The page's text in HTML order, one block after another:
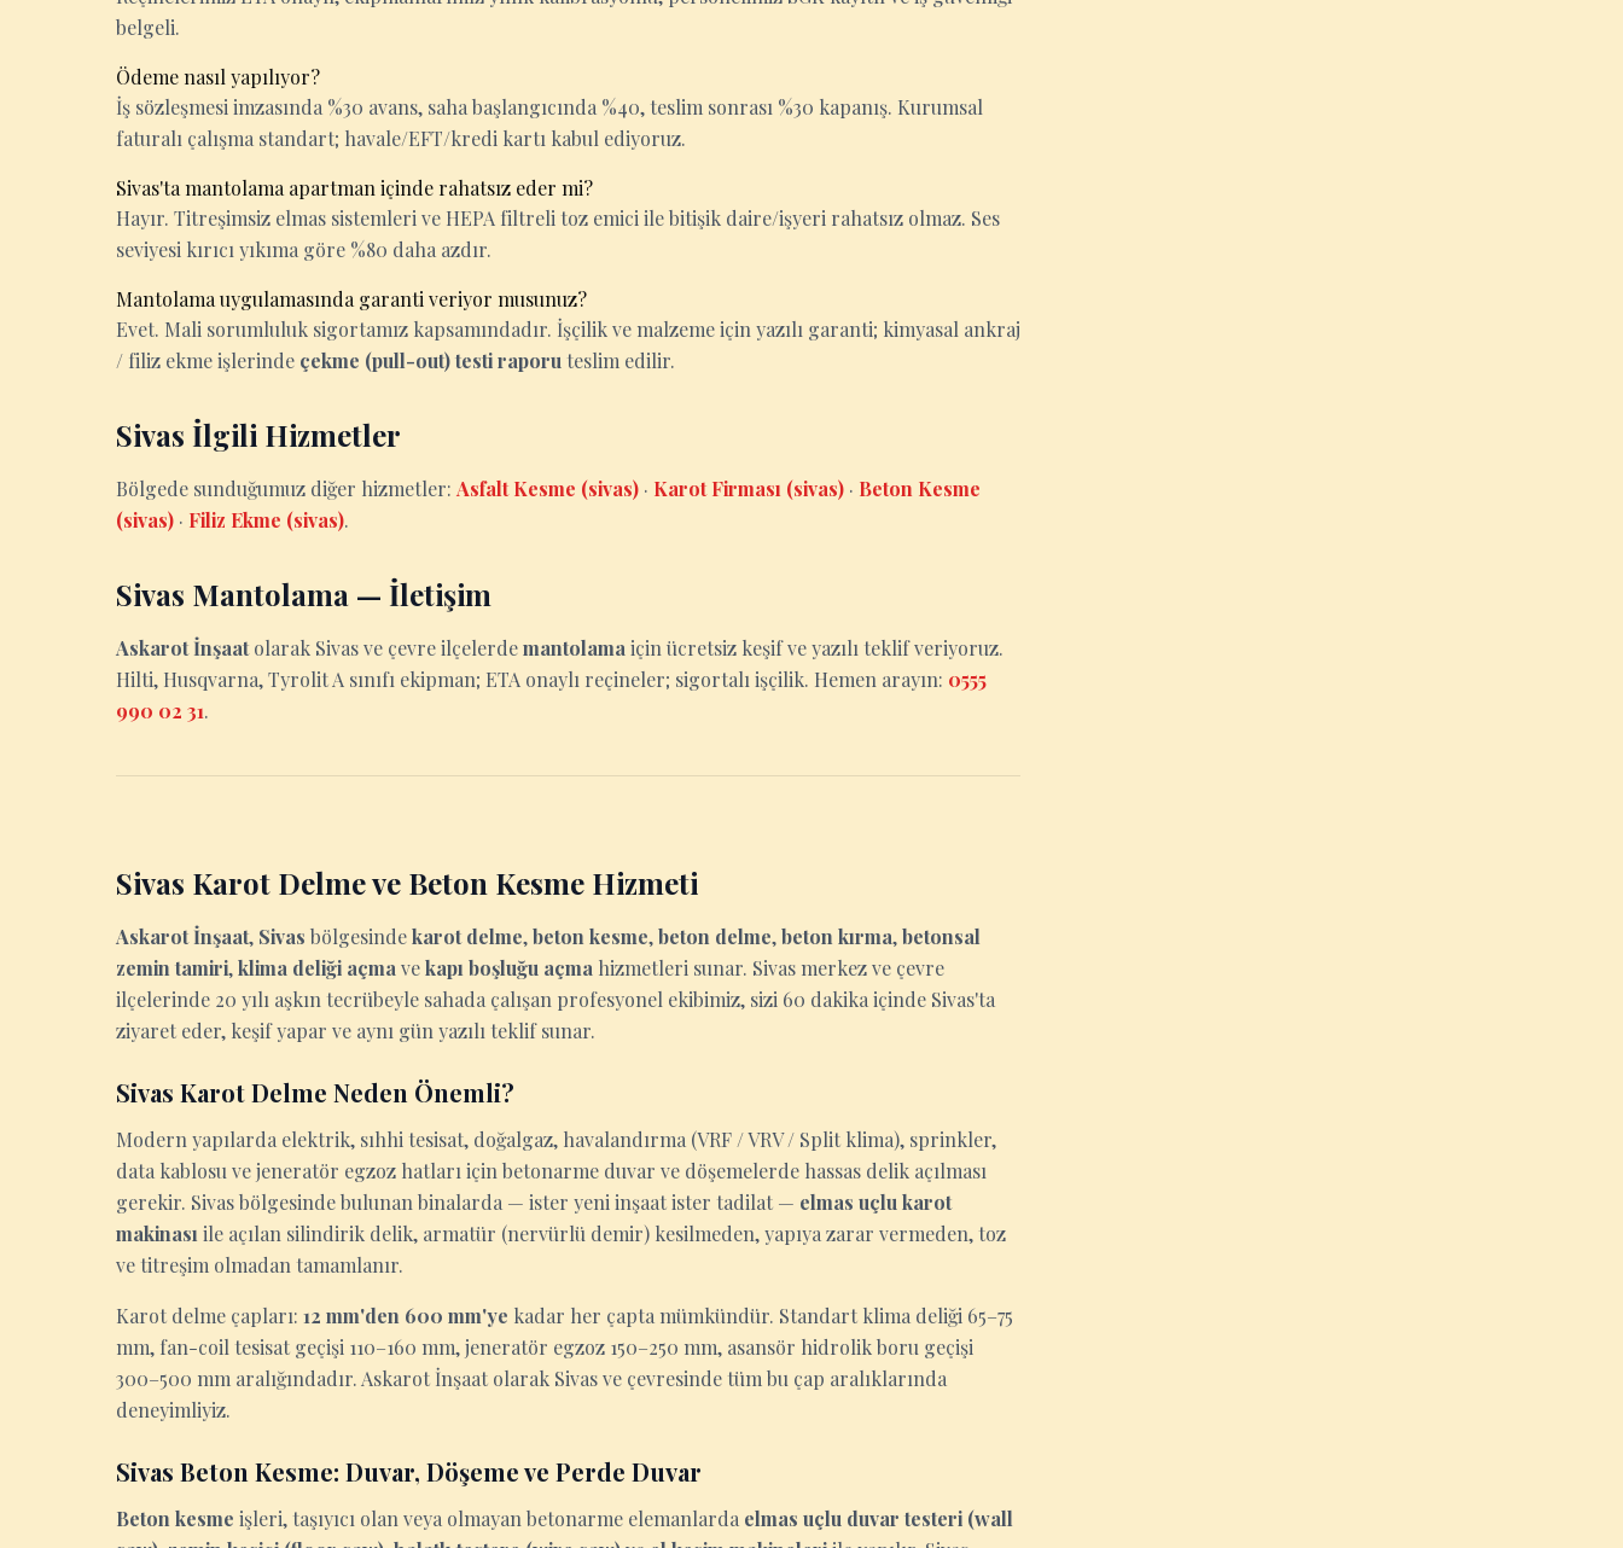
belgeli.
Ödeme nasıl yapılıyor?
İş sözleşmesi imzasında %30 avans, saha başlangıcında %40, teslim sonrası %30 kapanış. Kurumsal
faturalı çalışma standart; havale/EFT/kredi kartı kabul ediyoruz.
Sivas'ta mantolama apartman içinde rahatsız eder mi?
Hayır. Titreşimsiz elmas sistemleri ve HEPA filtreli toz emici ile bitişik daire/işyeri rahatsız olmaz. Ses
seviyesi kırıcı yıkıma göre %80 daha azdır.
Mantolama uygulamasında garanti veriyor musunuz?
Evet. Mali sorumluluk sigortamız kapsamındadır. İşçilik ve malzeme için yazılı garanti; kimyasal ankraj
/ filiz ekme işlerinde çekme (pull-out) testi raporu teslim edilir.
Sivas İlgili Hizmetler
Bölgede sunduğumuz diğer hizmetler: Asfalt Kesme (sivas) · Karot Firması (sivas) · Beton Kesme
(sivas) · Filiz Ekme (sivas).
Sivas Mantolama — İletişim
Askarot İnşaatolarak Sivas ve çevre ilçelerdemantolama için ücretsiz keşif ve yazılı teklif veriyoruz.
Hilti, Husqvarna, Tyrolit A sınıfı ekipman; ETA onaylı reçineler; sigortalı işçilik. Hemen arayın: 0555
990 02 31.
Sivas Karot Delme ve Beton Kesme Hizmeti
Askarot İnşaat, Sivas bölgesindekarot delme,beton kesme,beton delme,beton kırma,betonsal
zemin tamiri,klima deliği açma vekapı boşluğu açma hizmetleri sunar. Sivas merkez ve çevre
ilçelerinde 20 yılı aşkın tecrübeyle sahada çalışan profesyonel ekibimiz, sizi 60 dakika içinde Sivas'ta
ziyaret eder, keşif yapar ve aynı gün yazılı teklif sunar.
Sivas Karot Delme Neden Önemli?
Modern yapılarda elektrik, sıhhi tesisat, doğalgaz, havalandırma (VRF / VRV / Split klima), sprinkler,
data kablosu ve jeneratör egzoz hatları için betonarme duvar ve döşemelerde hassas delik açılması
gerekir. Sivas bölgesinde bulunan binalarda — ister yeni inşaat ister tadilat — elmas uçlu karot
makinası ile açılan silindirik delik, armatür (nervürlü demir) kesilmeden, yapıya zarar vermeden, toz
ve titreşim olmadan tamamlanır.
Karot delme çapları: 12 mm'den 600 mm'ye kadar her çapta mümkündür. Standart klima deliği 65–75
mm, fan-coil tesisat geçişi 110–160 mm, jeneratör egzoz 150–250 mm, asansör hidrolik boru geçişi
300–500 mm aralığındadır. Askarot İnşaat olarak Sivas ve çevresinde tüm bu çap aralıklarında
deneyimliyiz.
Sivas Beton Kesme: Duvar, Döşeme ve Perde Duvar
Beton kesme işleri, taşıyıcı olan veya olmayan betonarme elemanlarda elmas uçlu duvar testeri (wall